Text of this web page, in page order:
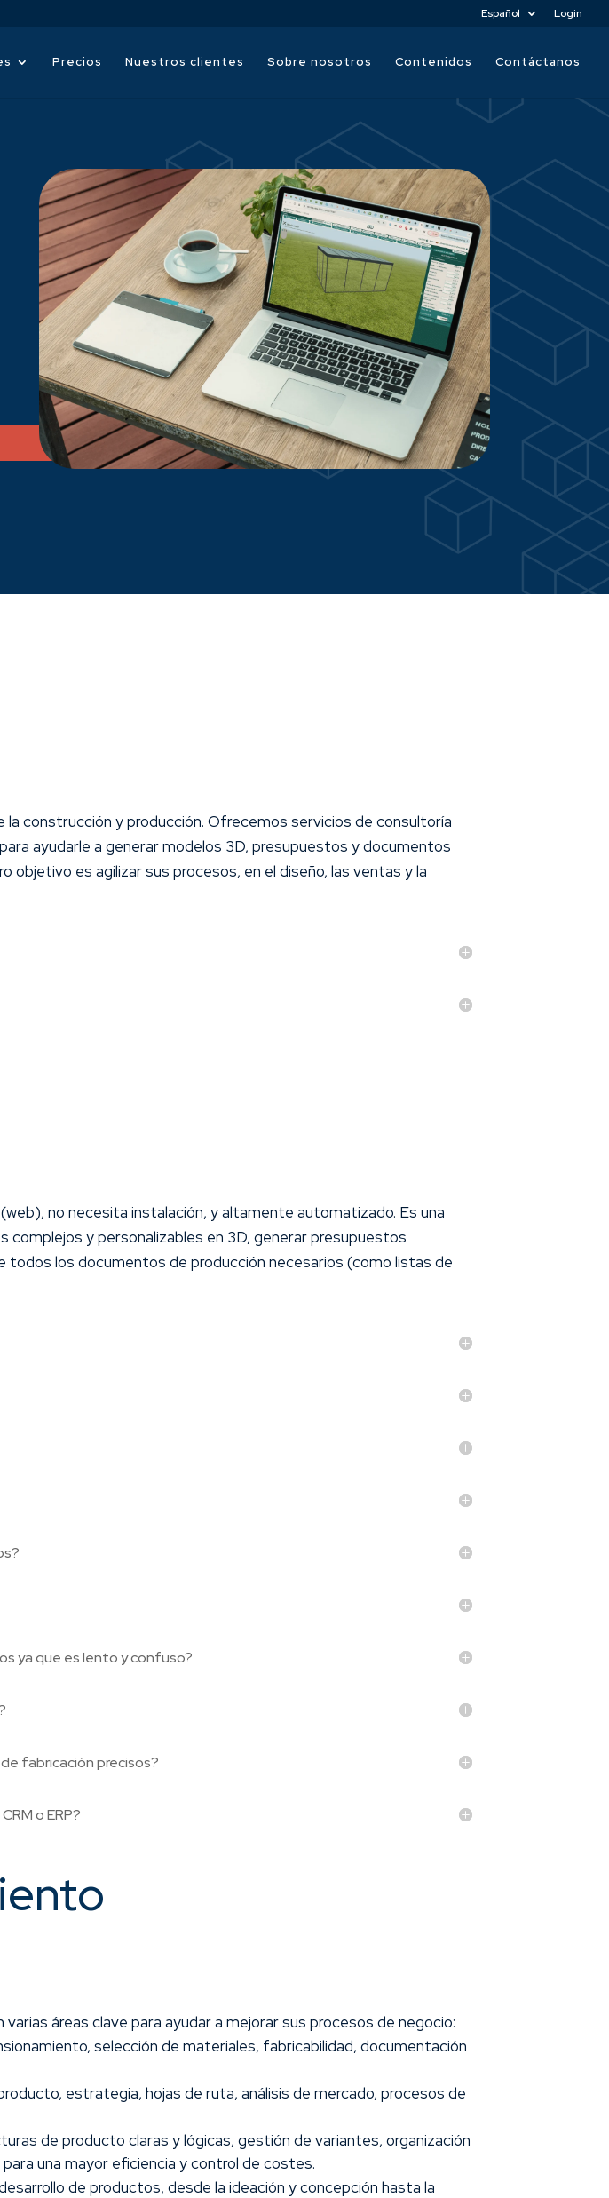
Español Login
Precios Nuestros clientes Sobre nosotros Contenidos Contáctanos
construcción y producción. Ofrecemos servicios de consultoría
ayudarle a generar modelos 3D, presupuestos y documentos
es agilizar sus procesos, en el diseño, las ventas y la
no necesita instalación, y altamente automatizado. Es una
y personalizables en 3D, generar presupuestos
los documentos de producción necesarios (como listas de
ya que es lento y confuso?
fabricación precisos?
o ERP?
áreas clave para ayudar a mejorar sus procesos de negocio:
selección de materiales, fabricabilidad, documentación
estrategia, hojas de ruta, análisis de mercado, procesos de
de producto claras y lógicas, gestión de variantes, organización
una mayor eficiencia y control de costes.
de productos, desde la ideación y concepción hasta la